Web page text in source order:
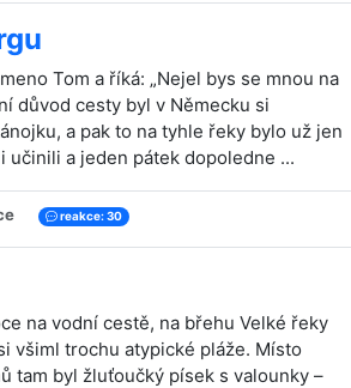
Tom a říká: „Nejel bys se mnou na
důvod cesty byl v Německu si
a pak to na tyhle řeky bylo už jen
učinili a jeden pátek dopoledne ...
reakce: 30
na vodní cestě, na břehu Velké řeky
všiml trochu atypické pláže. Místo
tam byl žluťoučký písek s valounky –